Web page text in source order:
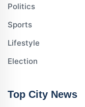
Politics
Sports
Lifestyle
Election
Top City News